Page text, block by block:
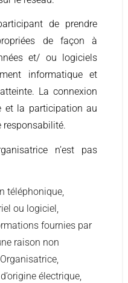
de prendre
de façon à
et/ ou logiciels
informatique et
La connexion
et la participation au
responsabilité.
n’est pas
téléphonique,
ou logiciel,
fournies par
raison non
électrique,